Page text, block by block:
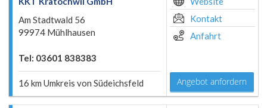
Am Stadtwald 56
99974 Mühlhausen
Tel: 03601 838383
16 km Umkreis von Südeichsfeld
Kontakt
Anfahrt
Angebot anfordern